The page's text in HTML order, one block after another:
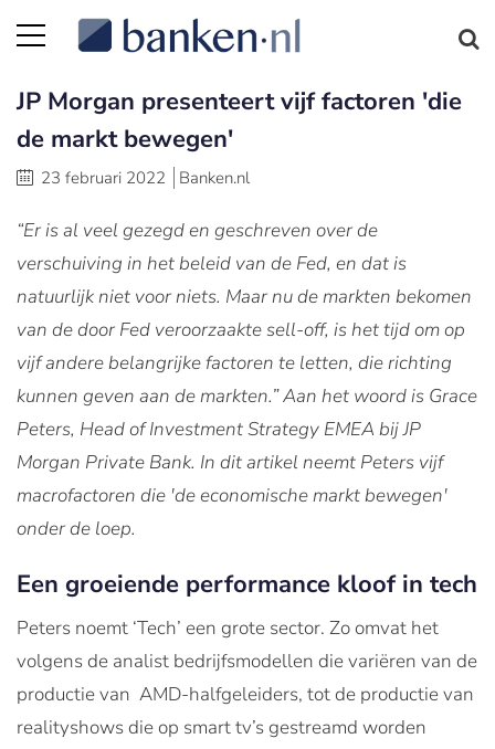
JP Morgan presenteert vijf factoren 'die
de markt bewegen'
23 februari 2022 Banken.nl
“Er is al veel gezegd en geschreven over de
verschuiving in het beleid van de Fed, en dat is
natuurlijk niet voor niets. Maar nu de markten bekomen
van de door Fed veroorzaakte sell-off, is het tijd om op
vijf andere belangrijke factoren te letten, die richting
kunnen geven aan de markten.” Aan het woord is Grace
Peters, Head of Investment Strategy EMEA bij JP
Morgan Private Bank. In dit artikel neemt Peters vijf
macrofactoren die 'de economische markt bewegen'
onder de loep.
Een groeiende performance kloof in tech
Peters noemt ‘Tech’ een grote sector. Zo omvat het
volgens de analist bedrijfsmodellen die variëren van de
productie van AMD-halfgeleiders, tot de productie van
realityshows die op smart tv’s gestreamd worden